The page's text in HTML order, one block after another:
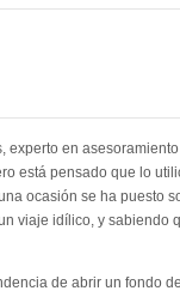
experto en
está pensado que lo
ocasión se ha puesto
viaje idílico, y
de abrir un fondo